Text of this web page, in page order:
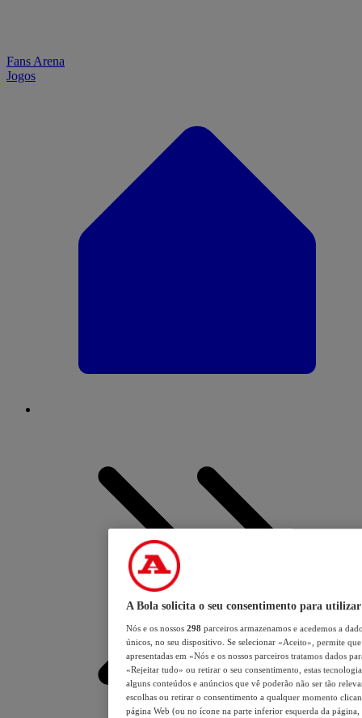
Fans Arena
Jogos
A Bola solicita o seu consentimento para utilizar
Nós e os nossos 298 parceiros armazenamos e acedemos a
únicos, no seu dispositivo. Se selecionar «Aceito», permite
apresentadas em «Nós e os nossos parceiros tratamos dados
«Rejeitar tudo» ou retirar o seu consentimento, estas
alguns conteúdos e anúncios que vê poderão não ser tão
escolhas ou retirar o consentimento a qualquer momento
página Web (ou no ícone na parte inferior esquerda da página,